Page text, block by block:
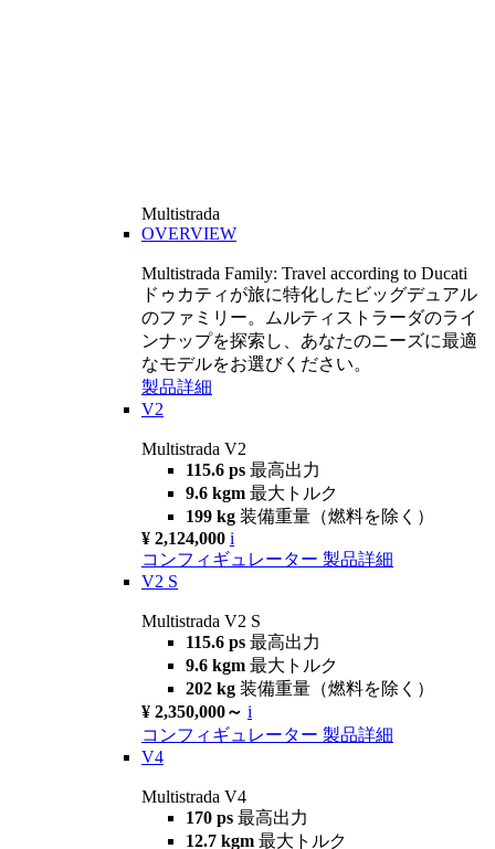
Multistrada
OVERVIEW
Multistrada Family: Travel according to Ducati
ドゥカティが旅に特化したビッグデュアル
のファミリー。ムルティストラーダのライ
ンナップを探索し、あなたのニーズに最適
なモデルをお選びください。
製品詳細
V2
Multistrada V2
115.6 ps 最高出力
9.6 kgm 最大トルク
199 kg 装備重量（燃料を除く）
¥ 2,124,000 i
コンフィギュレーター 製品詳細
V2 S
Multistrada V2 S
115.6 ps 最高出力
9.6 kgm 最大トルク
202 kg 装備重量（燃料を除く）
¥ 2,350,000～ i
コンフィギュレーター 製品詳細
V4
Multistrada V4
170 ps 最高出力
12.7 kgm 最大トルク